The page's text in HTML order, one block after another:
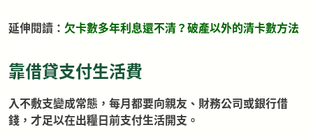
延伸閱讀： 欠卡數多年利息還不清？破產以外的清卡數方法
靠借貸支付生活費
入不敷支變成常態，每月都要向親友、財務公司或銀行借
錢，才足以在出糧日前支付生活開支。